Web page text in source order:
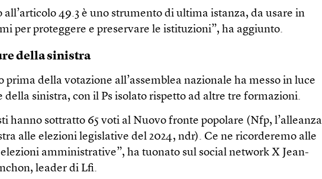
all’articolo 49.3 è uno strumento di ultima istanza, da usare in
per proteggere e preservare le istituzioni”, ha aggiunto.
della sinistra
prima della votazione all’assemblea nazionale ha messo in luce
della sinistra, con il Ps isolato rispetto ad altre tre formazioni.
hanno sottratto 65 voti al Nuovo fronte popolare (Nfp, l’alleanza
alle elezioni legislative del 2024, ndr). Ce ne ricorderemo alle
amministrative”, ha tuonato sul social network X Jean-
leader di Lfi.